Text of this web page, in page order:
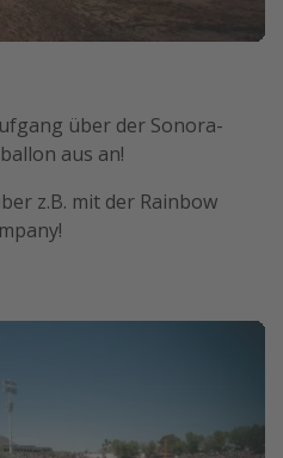
über der Sonora-
aus an!
z.B. mit der Rainbow